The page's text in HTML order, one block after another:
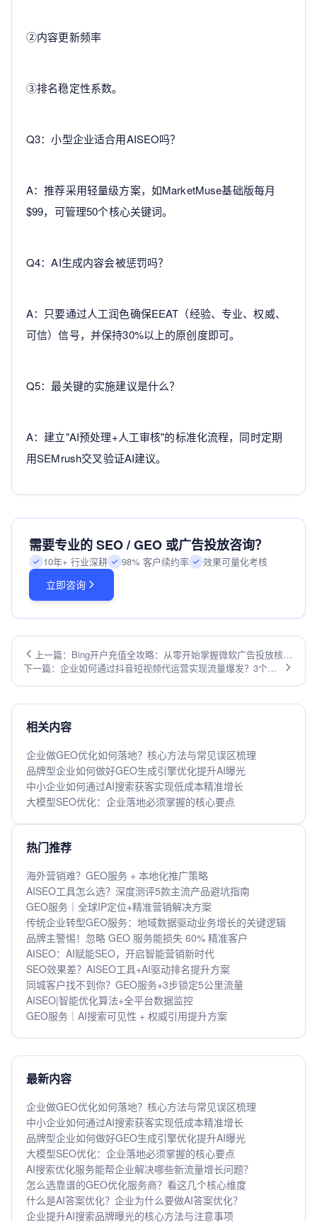
②内容更新频率
③排名稳定性系数。
Q3：小型企业适合用AISEO吗？
A：推荐采用轻量级方案，如MarketMuse基础版每月
$99，可管理50个核心关键词。
Q4：AI生成内容会被惩罚吗？
A：只要通过人工润色确保EEAT（经验、专业、权威、
可信）信号，并保持30%以上的原创度即可。
Q5：最关键的实施建议是什么？
A：建立"AI预处理+人工审核"的标准化流程，同时定期
用SEMrush交叉验证AI建议。
需要专业的 SEO / GEO 或广告投放咨询？
10年+ 行业深耕 98% 客户续约率 效果可量化考核
立即咨询
上一篇：Bing开户充值全攻略：从零开始掌握微软广告投放核心
技巧
下一篇：企业如何通过抖音短视频代运营实现流量爆发？3个核
相关内容
企业做GEO优化如何落地？核心方法与常见误区梳理
品牌型企业如何做好GEO生成引擎优化提升AI曝光
中小企业如何通过AI搜索获客实现低成本精准增长
大模型SEO优化：企业落地必须掌握的核心要点
热门推荐
海外营销难？GEO服务 + 本地化推广策略
AISEO工具怎么选？深度测评5款主流产品避坑指南
GEO服务｜全球IP定位+精准营销解决方案
传统企业转型GEO服务：地域数据驱动业务增长的关键逻辑
品牌主警惕！忽略 GEO 服务能损失 60% 精准客户
AISEO：AI赋能SEO，开启智能营销新时代
SEO效果差？AISEO工具+AI驱动排名提升方案
同城客户找不到你？GEO服务+3步锁定5公里流量
AISEO|智能优化算法+全平台数据监控
GEO服务｜AI搜索可见性 + 权威引用提升方案
最新内容
企业做GEO优化如何落地？核心方法与常见误区梳理
中小企业如何通过AI搜索获客实现低成本精准增长
品牌型企业如何做好GEO生成引擎优化提升AI曝光
大模型SEO优化：企业落地必须掌握的核心要点
AI搜索优化服务能帮企业解决哪些新流量增长问题？
怎么选靠谱的GEO优化服务商？看这几个核心维度
什么是AI答案优化？企业为什么要做AI答案优化？
企业提升AI搜索品牌曝光的核心方法与注意事项